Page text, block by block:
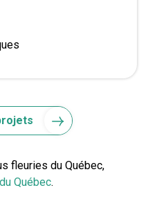
fleuries du Québec,
Québec.